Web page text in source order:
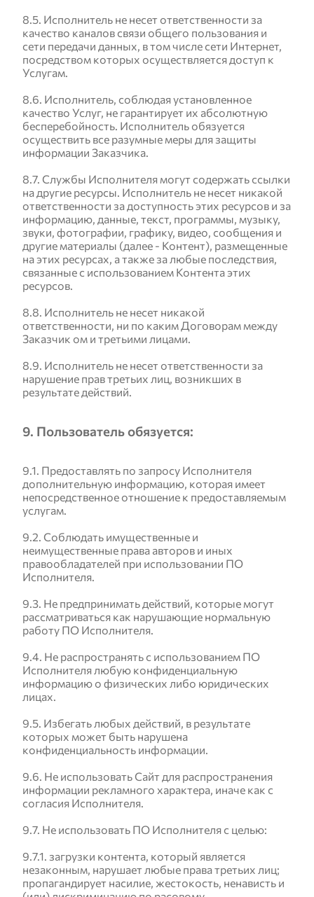
8.5. Исполнитель не несет ответственности за
качество каналов связи общего пользования и
сети передачи данных, в том числе сети Интернет,
посредством которых осуществляется доступ к
Услугам.
8.6. Исполнитель, соблюдая установленное
качество Услуг, не гарантирует их абсолютную
бесперебойность. Исполнитель обязуется
осуществить все разумные меры для защиты
информации Заказчика.
8.7. Службы Исполнителя могут содержать ссылки
на другие ресурсы. Исполнитель не несет никакой
ответственности за доступность этих ресурсов и за
информацию, данные, текст, программы, музыку,
звуки, фотографии, графику, видео, сообщения и
другие материалы (далее - Контент), размещенные
на этих ресурсах, а также за любые последствия,
связанные с использованием Контента этих
ресурсов.
8.8. Исполнитель не несет никакой
ответственности, ни по каким Договорам между
Заказчик ом и третьими лицами.
8.9. Исполнитель не несет ответственности за
нарушение прав третьих лиц, возникших в
результате действий.
9. Пользователь обязуется:
9.1. Предоставлять по запросу Исполнителя
дополнительную информацию, которая имеет
непосредственное отношение к предоставляемым
услугам.
9.2. Соблюдать имущественные и
неимущественные права авторов и иных
правообладателей при использовании ПО
Исполнителя.
9.3. Не предпринимать действий, которые могут
рассматриваться как нарушающие нормальную
работу ПО Исполнителя.
9.4. Не распространять с использованием ПО
Исполнителя любую конфиденциальную
информацию о физических либо юридических
лицах.
9.5. Избегать любых действий, в результате
которых может быть нарушена
конфиденциальность информации.
9.6. Не использовать Сайт для распространения
информации рекламного характера, иначе как с
согласия Исполнителя.
9.7. Не использовать ПО Исполнителя с целью:
9.7.1. загрузки контента, который является
незаконным, нарушает любые права третьих лиц;
пропагандирует насилие, жестокость, ненависть и